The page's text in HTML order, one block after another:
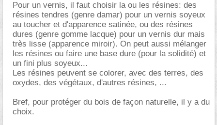
Pour un vernis, il faut choisir la ou les résines: des
résines tendres (genre damar) pour un vernis soyeux
au toucher et d'apparence satinée, ou des résines
dures (genre gomme lacque) pour un vernis dur mais
très lisse (apparence miroir). On peut aussi mélanger
les résines ou faire une base dure (pour la solidité) et
un fini plus soyeux...
Les résines peuvent se colorer, avec des terres, des
oxydes, des végétaux, d'autres résines, ...
Bref, pour protéger du bois de façon naturelle, il y a du
choix.